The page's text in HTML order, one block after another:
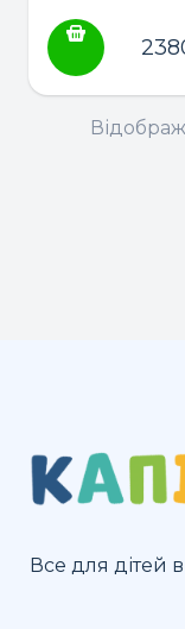
Все для дітей